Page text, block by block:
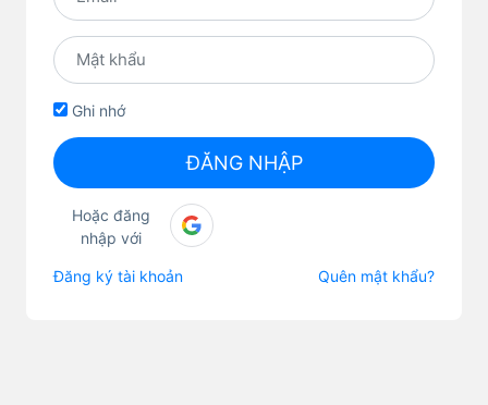
Ghi nhớ
ĐĂNG NHẬP
Hoặc đăng
nhập với
Đăng ký tài khoản Quên mật khẩu?